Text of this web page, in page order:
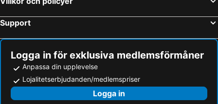
Support
Logga in för exklusiva medlemsförmåner
Anpassa din upplevelse
Lojalitetserbjudanden/medlemspriser
Logga in